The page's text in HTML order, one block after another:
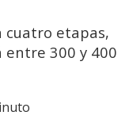
cuatro etapas,
entre 300 y 400